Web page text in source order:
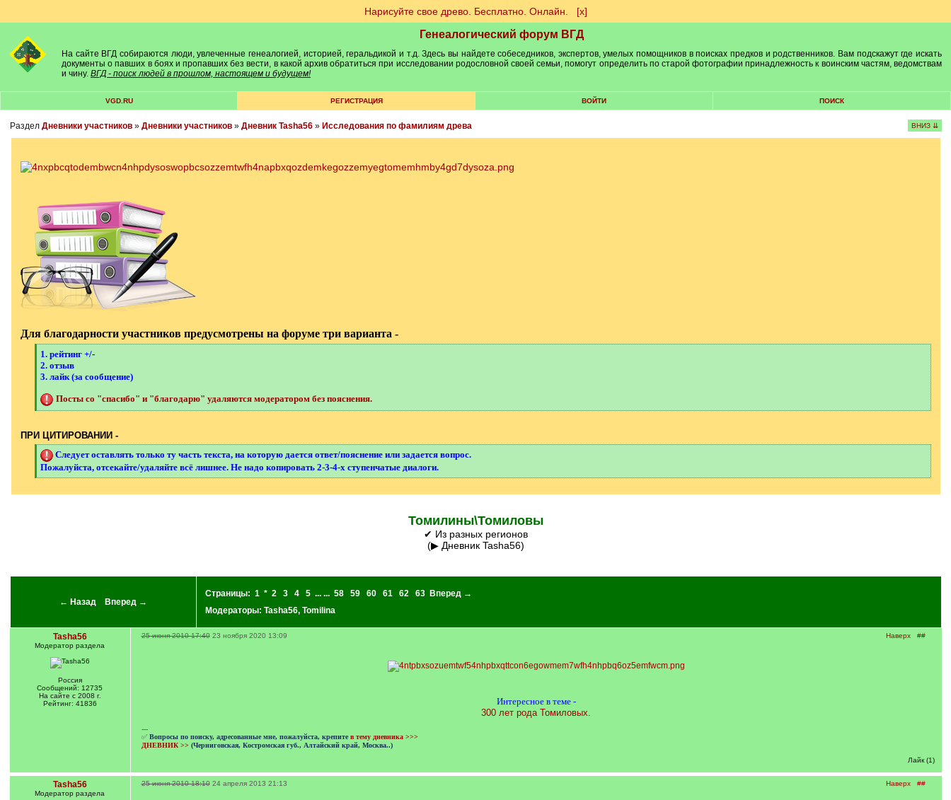
Нарисуйте свое древо. Бесплатно. Онлайн. [х]
Генеалогический форум ВГД
На сайте ВГД собираются люди, увлеченные генеалогией, историей, геральдикой и т.д. Здесь вы найдете собеседников, экспертов, умелых помощников в поисках предков и родственников. Вам подскажут где искать
документы о павших в боях и пропавших без вести, в какой архив обратиться при исследовании родословной своей семьи, помогут определить по старой фотографии принадлежность к воинским частям, ведомствам
и чину. ВГД - поиск людей в прошлом, настоящем и будущем!
VGD.RU РЕГИСТРАЦИЯ ВОЙТИ ПОИСК
Раздел Дневники участников» Дневники участников» Дневник Tasha56» Исследования по фамилиям древа ВНИЗ ⇊
Для благодарности участников предусмотрены на форуме три варианта -
[
q
]
1. рейтинг +/-
2. отзыв
3. лайк (за сообщение)
Посты со "спасибо" и "благодарю" удаляются модератором без пояснения.
[
ПРИ ЦИТИРОВАНИИ -
[
q
Следует оставлять только ту часть текста, на которую дается ответ/пояснение или задается вопрос.
Пожалуйста, отсекайте/удаляйте всё лишнее. Не надо копировать 2-3-4-х ступенчатые диалоги.
[
Томилины\Томиловы
✔ Из разных регионов
(▶ Дневник Tasha56)
← Назад Вперед →
Страницы: 1 * 2 3 4 5 ... ... 58 59 60 61 62 63
Вперед →
Модераторы: Tasha56, Tomilina
Tasha56
Модератор раздела
Россия
Сообщений: 12735
На сайте с 2008 г.
Рейтинг: 41836
Наверх ##
25 июня 2010 17:40 23 ноября 2020 13:09
Интересное в теме -
300 лет рода Томиловых.
---
✅ Вопросы по поиску, адресованные мне, пожалуйста, крепите в тему дневника >>>
ДНЕВНИК >> (Черниговская, Костромская губ., Алтайский край, Москва..)
Лайк (1)
Tasha56
Модератор раздела
Наверх ##
25 июня 2010 18:10 24 апреля 2013 21:13